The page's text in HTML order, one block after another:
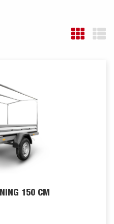
150 CM